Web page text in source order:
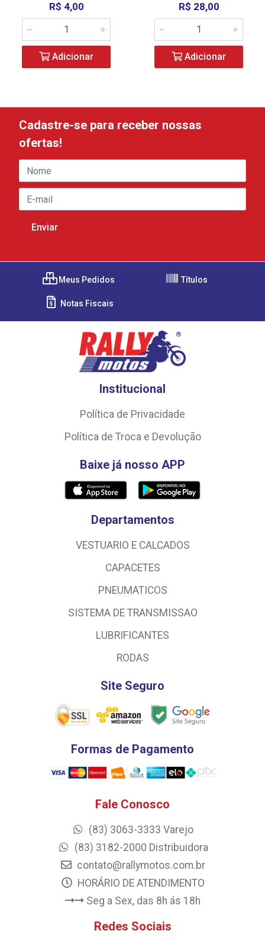
R$ 4,00
Adicionar
R$ 28,00
Adicionar
Cadastre-se para receber nossas
ofertas!
Meus Pedidos Títulos
Notas Fiscais
Institucional
Política de Privacidade
Política de Troca e Devolução
Baixe já nosso APP
Departamentos
VESTUARIO E CALCADOS
CAPACETES
PNEUMATICOS
SISTEMA DE TRANSMISSAO
LUBRIFICANTES
RODAS
Site Seguro
Formas de Pagamento
Fale Conosco
(83) 3063-3333 Varejo
(83) 3182-2000 Distribuidora
contato@rallymotos.com.br
HORÁRIO DE ATENDIMENTO
Seg a Sex, das 8h ás 18h
Redes Sociais